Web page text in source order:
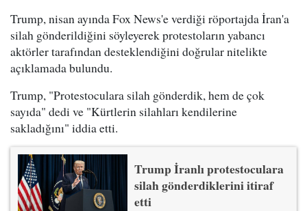
Trump, nisan ayında Fox News'e verdiği röportajda İran'a
silah gönderildiğini söyleyerek protestoların yabancı
aktörler tarafından desteklendiğini doğrular nitelikte
açıklamada bulundu.
Trump, "Protestoculara silah gönderdik, hem de çok
sayıda" dedi ve "Kürtlerin silahları kendilerine
sakladığını" iddia etti.
Trump İranlı protestoculara
silah gönderdiklerini itiraf
etti